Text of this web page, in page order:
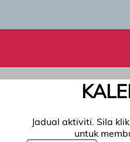
Jadual aktiviti. Sila
untuk